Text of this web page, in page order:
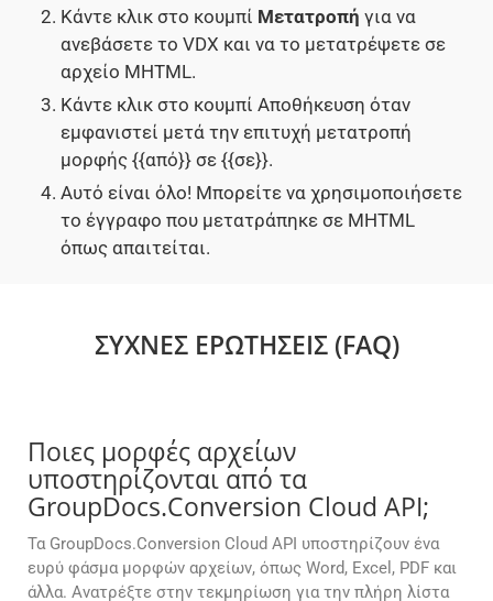
Κάντε κλικ στο κουμπί Μετατροπή για να
ανεβάσετε το VDX και να το μετατρέψετε σε
αρχείο MHTML.
Κάντε κλικ στο κουμπί Αποθήκευση όταν
εμφανιστεί μετά την επιτυχή μετατροπή
μορφής {{από}} σε {{σε}}.
Αυτό είναι όλο! Μπορείτε να χρησιμοποιήσετε
το έγγραφο που μετατράπηκε σε MHTML
όπως απαιτείται.
ΣΥΧΝΈΣ ΕΡΩΤΉΣΕΙΣ (FAQ)
Ποιες μορφές αρχείων
υποστηρίζονται από τα
GroupDocs.Conversion Cloud API;
Τα GroupDocs.Conversion Cloud API υποστηρίζουν ένα
ευρύ φάσμα μορφών αρχείων, όπως Word, Excel, PDF και
άλλα. Ανατρέξτε στην τεκμηρίωση για την πλήρη λίστα